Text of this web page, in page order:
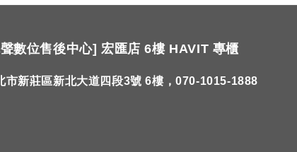
數位售後中心] 宏匯店 6樓 HAVIT 專櫃
市新莊區新北大道四段3號 6樓，070-1015-1888